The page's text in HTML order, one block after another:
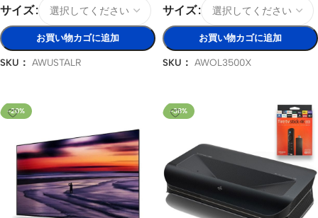
サイズ
お買い物カゴに追加
SKU： AWUSTALR
サイズ
お買い物カゴに追加
SKU： AWOL3500X
-20% -38%